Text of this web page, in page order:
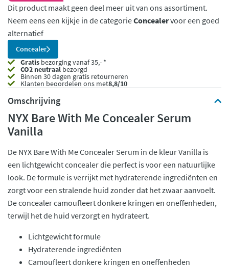
Dit product maakt geen deel meer uit van ons assortiment.
Neem eens een kijkje in de categorieConcealervoor een goed
alternatief
Concealer
Gratis bezorging vanaf 35,- *
CO2 neutraalbezorgd
Binnen 30 dagen gratis retourneren
Klanten beoordelen ons met8,8/10
Omschrijving
NYX Bare With Me Concealer Serum
Vanilla
De NYX Bare With Me Concealer Serum in de kleur Vanilla is
een lichtgewicht concealer die perfect is voor een natuurlijke
look. De formule is verrijkt met hydraterende ingrediënten en
zorgt voor een stralende huid zonder dat het zwaar aanvoelt.
De concealer camoufleert donkere kringen en oneffenheden,
terwijl het de huid verzorgt en hydrateert.
Lichtgewicht formule
Hydraterende ingrediënten
Camoufleert donkere kringen en oneffenheden